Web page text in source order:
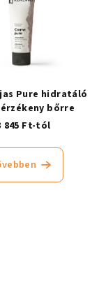
Pure hidratáló
bőrre
845 Ft-tól